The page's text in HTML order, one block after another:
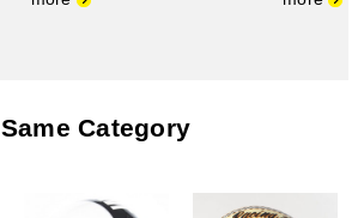
Same Category